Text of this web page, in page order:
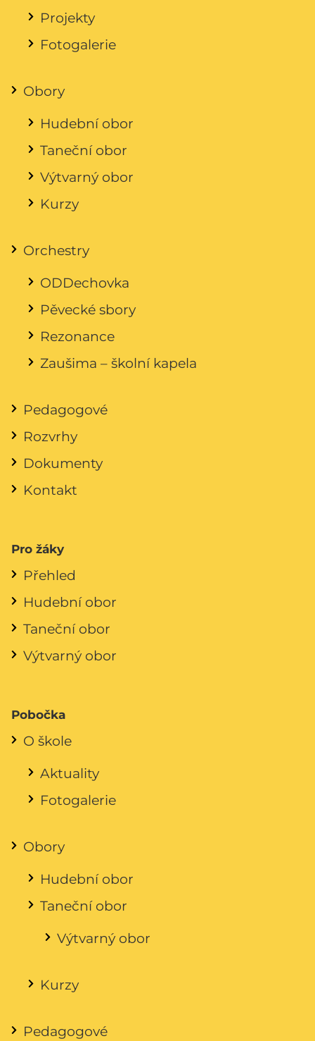
Projekty
Fotogalerie
Obory
Hudební obor
Taneční obor
Výtvarný obor
Kurzy
Orchestry
ODDechovka
Pěvecké sbory
Rezonance
Zaušima – školní kapela
Pedagogové
Rozvrhy
Dokumenty
Kontakt
Pro žáky
Přehled
Hudební obor
Taneční obor
Výtvarný obor
Pobočka
O škole
Aktuality
Fotogalerie
Obory
Hudební obor
Taneční obor
Výtvarný obor
Kurzy
Pedagogové